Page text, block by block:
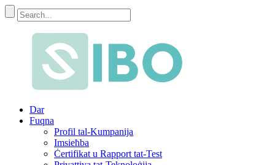
Dar
Fuqna
Profil tal-Kumpanija
Imsieħba
Ċertifikat u Rapport tat-Test